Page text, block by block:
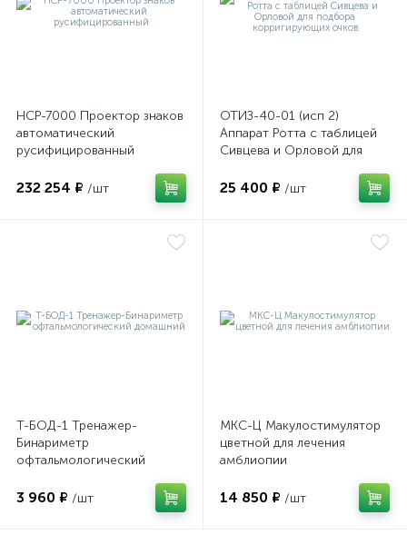
НСР-7000 Проектор знаков
автоматический
русифицированный
232 254 ₽ /шт
ОТИЗ-40-01 (исп 2)
Аппарат Ротта с таблицей
Сивцева и Орловой для
очков
25 400 ₽ /шт
Т-БОД-1 Тренажер-
Бинариметр
офтальмологический
3 960 ₽ /шт
МКС-Ц Макулостимулятор
цветной для лечения
амблиопии
14 850 ₽ /шт